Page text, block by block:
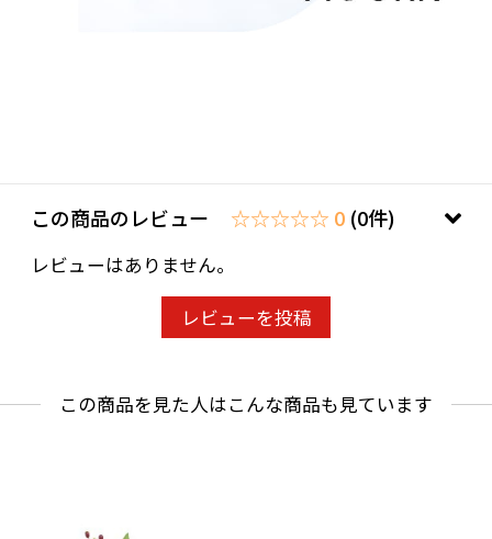
この商品のレビュー ☆☆☆☆☆ 0 (0件)
レビューはありません。
レビューを投稿
この商品を見た人はこんな商品も見ています